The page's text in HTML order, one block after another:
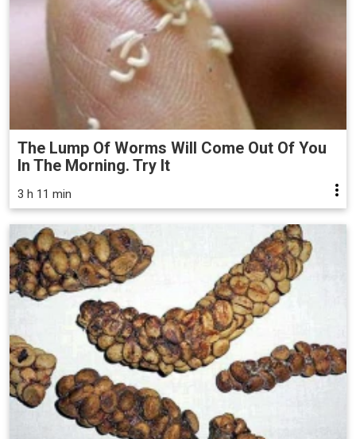
The Lump Of Worms Will Come Out Of You
In The Morning. Try It
3 h 11 min